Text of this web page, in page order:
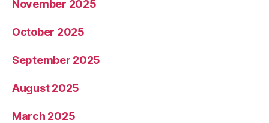
November 2025
October 2025
September 2025
August 2025
March 2025